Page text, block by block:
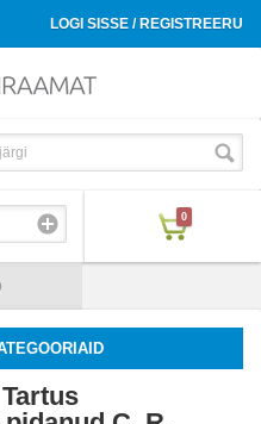
LOGI SISSE / REGISTREERU
0